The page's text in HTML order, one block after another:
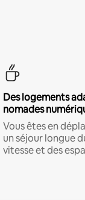
Des logements
nomades
Vous êtes en
un séjour longue
vitesse et des